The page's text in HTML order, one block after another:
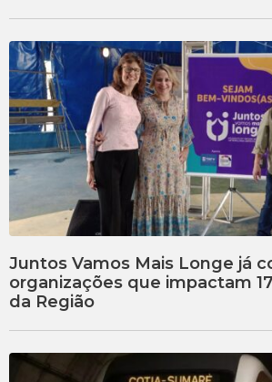
Juntos Vamos Mais Longe já
organizações que impactam
da Região